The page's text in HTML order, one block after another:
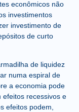
econômicos não
investimentos
investimento de
de curto
de liquidez
numa espiral de
a economia pode
efeitos recessivos e
efeitos podem,